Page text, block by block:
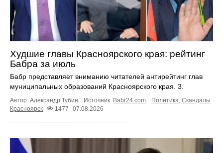
Худшие главы Красноярского края: рейтинг
Бабра за июль
Бабр представляет вниманию читателей антирейтинг глав
муниципальных образований Красноярского края. 3.
Автор: Александр Тубин. Источник: Babr24.com Политика Скандалы
Красноярск
1477 07.08.2026